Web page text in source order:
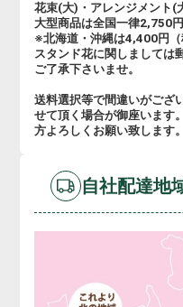
花束(大)・アレンジメント(
大型商品は全国一律2,750円
※北海道・沖縄は4,400円（
スタンド花に関しましては
ご了承下さいませ。
送料選択等で間違いがござ
せて頂く場合が御座います
方よろしくお願い致します。
自社配達地